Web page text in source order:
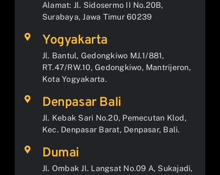
Alamat: Jl. Sidosermo II No.20B,
Surabaya, Jawa Timur 60239
Yogyakarta
Jl. Bantul, Gedongkiwo MJ.1/881,
RT.47/RW.10, Gedongkiwo, Mantrijeron,
Kota Yogyakarta.
Denpasar Bali
Jl. Kebak Sari No.20, Pemecutan Klod,
Kec. Denpasar Barat, Denpasar, Bali.
Dumai
Jl. Ombak Jl. Langsat No.09 A, Sukajadi,